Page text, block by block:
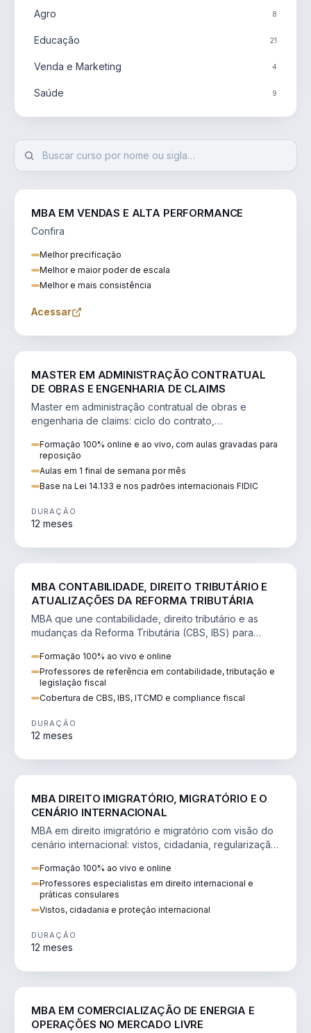
Agro 8
Educação 21
Venda e Marketing 4
Saúde 9
MBA EM VENDAS E ALTA PERFORMANCE
Confira
Melhor precificação
Melhor e maior poder de escala
Melhor e mais consistência
Acessar
MASTER EM ADMINISTRAÇÃO CONTRATUAL
DE OBRAS E ENGENHARIA DE CLAIMS
Master em administração contratual de obras e
engenharia de claims: ciclo do contrato,
Formação 100% online e ao vivo, com aulas gravadas para
reposição
Aulas em 1 final de semana por mês
Base na Lei 14.133 e nos padrões internacionais FIDIC
DURAÇÃO
12 meses
MBA CONTABILIDADE, DIREITO TRIBUTÁRIO E
ATUALIZAÇÕES DA REFORMA TRIBUTÁRIA
MBA que une contabilidade, direito tributário e as
mudanças da Reforma Tributária (CBS, IBS) para
Formação 100% ao vivo e online
Professores de referência em contabilidade, tributação e
legislação fiscal
Cobertura de CBS, IBS, ITCMD e compliance fiscal
DURAÇÃO
12 meses
MBA DIREITO IMIGRATÓRIO, MIGRATÓRIO E O
CENÁRIO INTERNACIONAL
MBA em direito imigratório e migratório com visão do
cenário internacional: vistos, cidadania, regularização
Formação 100% ao vivo e online
Professores especialistas em direito internacional e
práticas consulares
Vistos, cidadania e proteção internacional
DURAÇÃO
12 meses
MBA EM COMERCIALIZAÇÃO DE ENERGIA E
OPERAÇÕES NO MERCADO LIVRE